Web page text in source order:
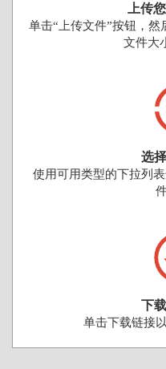
上传
单击“上传文件”按钮，
文件大
选
使用可用类型的下拉列
下
单击下载链接